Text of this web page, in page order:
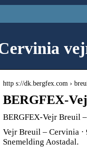
http s://dk.bergfex.com ›
BERGFEX-
BERGFEX-Vejr Breuil
Vejr Breuil – Cervinia ·
Snemelding Aostadal.